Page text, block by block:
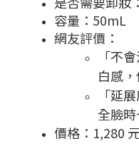
容量：50mL
網友評價：
「不
白感
「延
全臉時
價格： 1,280